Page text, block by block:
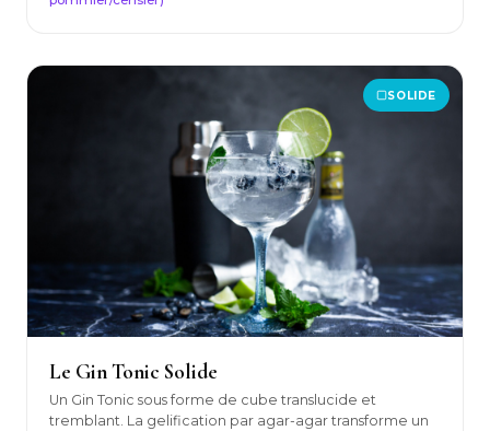
SOLIDE
Le Gin Tonic Solide
Un Gin Tonic sous forme de cube translucide et
tremblant. La gelification par agar-agar transforme un